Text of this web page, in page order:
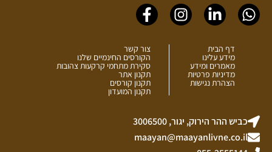
Whatsapp
Linkedin-
in
Instagram
Facebook-
f
דף הבית
מידע עלינו
מאמרים ומידע
מדיניות פרטיות
הצהרת נגישות
צור קשר
הקורסים החינמיים שלנו
סקירת מתחמי קרקעות צהובות
תקנון אתר
תקנון קורסים
תקנון המועדון
כביש ההר הירוק, יגור, 3006500
maayan@maayanlivne.co.il